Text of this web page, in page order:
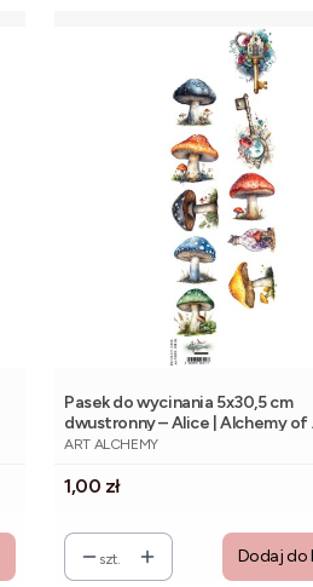
Pasek do wycinania 5x30,5 cm
dwustronny – Alice | Alchemy of
PRODUCENT
ART ALCHEMY
Cena
1,00 zł
szt. Dodaj do